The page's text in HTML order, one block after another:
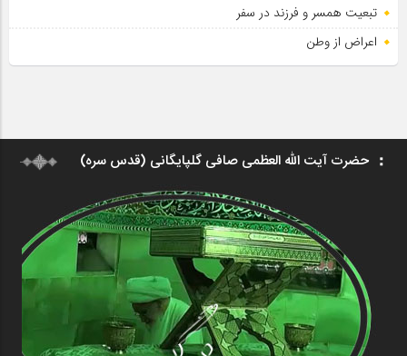
تبعیت همسر و فرزند در سفر
اعراض از وطن
حضرت آیت الله العظمی صافی گلپایگانی (قدس سره)